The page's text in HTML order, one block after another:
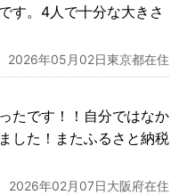
す。4人で十分な大きさ
2026年05月02日東京都在住
たです！！自分ではなか
した！またふるさと納税
2026年02月07日大阪府在住